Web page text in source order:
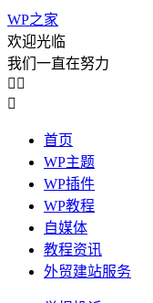
WP之家
欢迎光临
我们一直在努力
 

首页
WP主题
WP插件
WP教程
自媒体
教程资讯
外贸建站服务